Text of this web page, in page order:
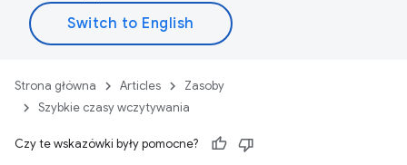
Strona główna Articles
Zasoby
Szybkie czasy wczytywania
Czy te wskazówki były pomocne?